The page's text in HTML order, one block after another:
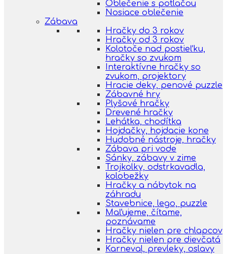
Oblečenie s potlačou
Nosiace oblečenie
Zábava
Hračky do 3 rokov
Hračky od 3 rokov
Kolotoče nad postieľku,
hračky so zvukom
Interaktívne hračky so
zvukom, projektory
Hracie deky, penové puzzle
Zábavné hry
Plyšové hračky
Drevené hračky
Lehátka, chodítka
Hojdačky, hojdacie kone
Hudobné nástroje, hračky
Zábava pri vode
Sánky, zábavy v zime
Trojkolky, odstrkavadla,
kolobežky
Hračky a nábytok na
záhradu
Stavebnice, lego, puzzle
Maľujeme, čítame,
poznávame
Hračky nielen pre chlapcov
Hračky nielen pre dievčatá
Karneval, prevleky, oslavy